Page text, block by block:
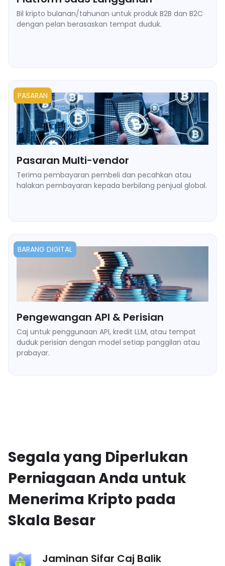
Bil kripto bulanan/tahunan untuk produk B2B dan B2C
dengan pelan berasaskan tempat duduk.
➥ Onboarding lancar untuk pedagang digital global.
PASARAN
Pasaran Multi-vendor
Terima pembayaran pembeli dan pecahkan atau
halakan pembayaran kepada berbilang penjual global.
BARANG DIGITAL
Pengewangan API & Perisian
Caj untuk penggunaan API, kredit LLM, atau tempat
duduk perisian dengan model setiap panggilan atau
prabayar.
Segala yang Diperlukan
Perniagaan Anda untuk
Menerima Kripto pada
Skala Besar
Jaminan Sifar Caj Balik